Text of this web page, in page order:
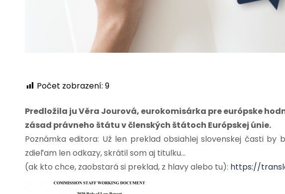
Počet zobrazení: 9
Predložila ju Věra Jourová, eurokomisárka pre európske
zásad právneho štátu v členských štátoch Európskej únie.
Poznámka editora: Už len preklad obsiahlej slovenskej časti
zdieľam len odkazy, skrátil som aj titulku…
(ak kto chce, zaobstará si preklad, z hlavy alebo tu): https://